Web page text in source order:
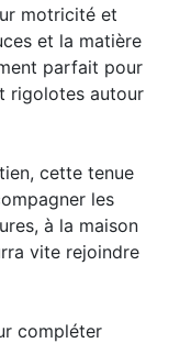
motricité et
et la matière
parfait pour
rigolotes autour
cette tenue
les
à la maison
vite rejoindre
compléter